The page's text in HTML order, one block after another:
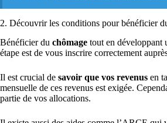
2. Découvrir les conditions pour bénéficier
Bénéficier du chômage tout en développant
étape est de vous inscrire correctement
Il est crucial de savoir que vos revenus en
mensuelle de ces revenus est exigée.
partie de vos allocations.